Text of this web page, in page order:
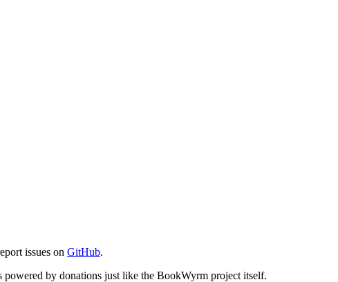
issues on GitHub.
powered by donations just like the BookWyrm project itself.